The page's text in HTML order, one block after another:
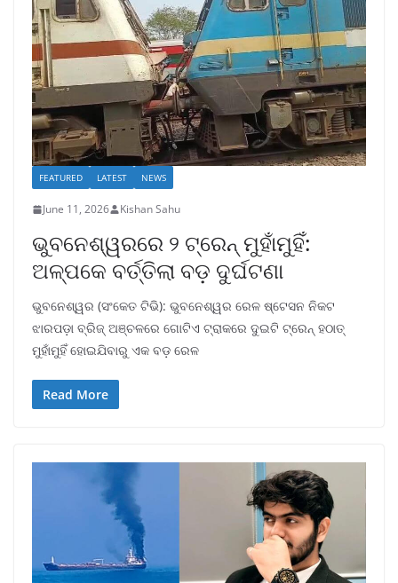
FEATURED LATEST NEWS
June 11, 2026 Kishan Sahu
ଭୁବନେଶ୍ୱରରେ ୨ ଟ୍ରେନ୍ ମୁହାଁମୁହିଁ:
ଅଳ୍ପକେ ବର୍ତ୍ତିଲା ବଡ଼ ଦୁର୍ଘଟଣା
ଭୁବନେଶ୍ୱର (ସଂକେତ ଟିଭି): ଭୁବନେଶ୍ୱର ରେଳ ଷ୍ଟେସନ ନିକଟ
ଝାରପଡ଼ା ବ୍ରିଜ୍ ଅଞ୍ଚଳରେ ଗୋଟିଏ ଟ୍ରାକରେ ଦୁଇଟି ଟ୍ରେନ୍ ହଠାତ୍
ମୁହାଁମୁହିଁ ହୋଇଯିବାରୁ ଏକ ବଡ଼ ରେଳ
Read More